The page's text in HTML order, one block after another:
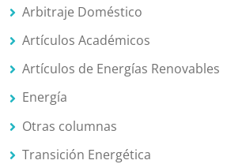
Arbitraje Doméstico
Artículos Académicos
Artículos de Energías Renovables
Energía
Otras columnas
Transición Energética